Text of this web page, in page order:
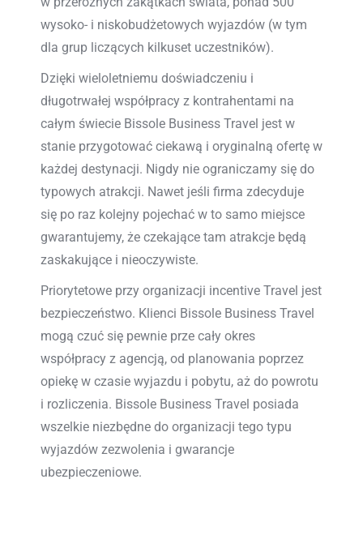
wysoko- i niskobudżetowych wyjazdów (w tym
dla grup liczących kilkuset uczestników).
Dzięki wieloletniemu doświadczeniu i
długotrwałej współpracy z kontrahentami na
całym świecie Bissole Business Travel jest w
stanie przygotować ciekawą i oryginalną ofertę w
każdej destynacji. Nigdy nie ograniczamy się do
typowych atrakcji. Nawet jeśli firma zdecyduje
się po raz kolejny pojechać w to samo miejsce
gwarantujemy, że czekające tam atrakcje będą
zaskakujące i nieoczywiste.
Priorytetowe przy organizacji incentive Travel jest
bezpieczeństwo. Klienci Bissole Business Travel
mogą czuć się pewnie prze cały okres
współpracy z agencją, od planowania poprzez
opiekę w czasie wyjazdu i pobytu, aż do powrotu
i rozliczenia. Bissole Business Travel posiada
wszelkie niezbędne do organizacji tego typu
wyjazdów zezwolenia i gwarancje
ubezpieczeniowe.